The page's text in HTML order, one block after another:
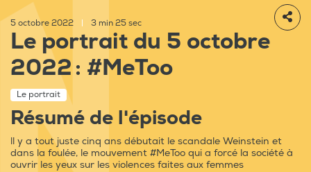
5 octobre 2022 3 min 25 sec
Le portrait du 5 octobre
2022 : #MeToo
Le portrait
Résumé de l'épisode
ll y a tout juste cinq ans débutait le scandale Weinstein et
dans la foulée, le mouvement #MeToo qui a forcé la société à
ouvrir les yeux sur les violences faites aux femmes